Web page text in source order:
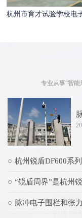
专业从事“智
杭州锐盾DF600系
“锐盾周界”是杭州
脉冲电子围栏和张